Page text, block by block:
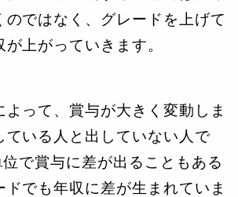
のではなく、グレードを上げて
上がっていきます。
よって、賞与が大きく変動しま
ている人と出していない人で
で賞与に差が出ることもある
ドでも年収に差が生まれていま